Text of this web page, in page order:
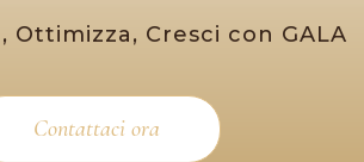
Ottimizza, Cresci con GALA
Contattaci ora